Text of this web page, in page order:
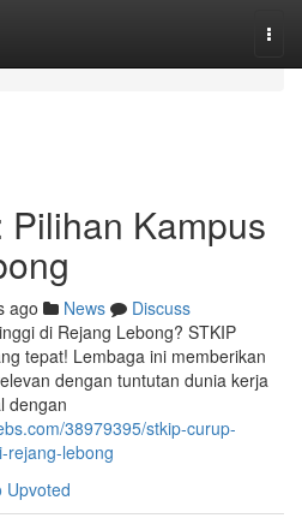
Pilihan Kampus
ago News
Discuss
di Rejang Lebong? STKIP
tepat! Lembaga ini memberikan
dengan tuntutan dunia kerja
dengan
38979395/stkip-curup-
rejang-lebong
Upvoted